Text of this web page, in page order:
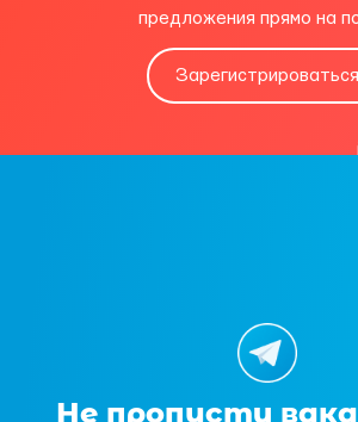
предложения прямо на
Зарегистрироваться
Не пропусти